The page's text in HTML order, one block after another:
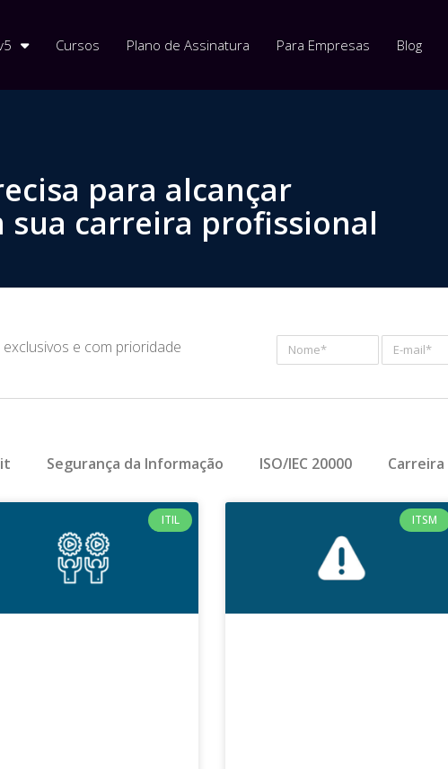
Cursos Plano de Assinatura Para Empresas Blog
para alcançar
carreira profissional
e com prioridade
Segurança da Informação ISO/IEC 20000 Carreira
ITIL ITSM